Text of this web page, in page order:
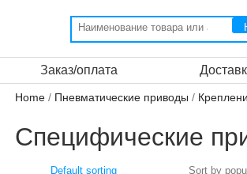
Заказ/оплата
Home/ Пневматические приводы /
Специфические